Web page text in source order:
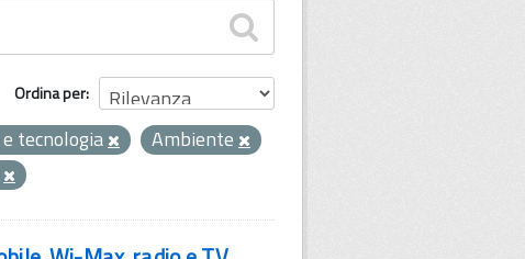
Ordina per
tecnologia
Ambiente